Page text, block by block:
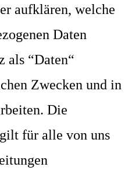
aufklären, welche
Daten
als “Daten“
Zwecken und in
Die
für alle von uns